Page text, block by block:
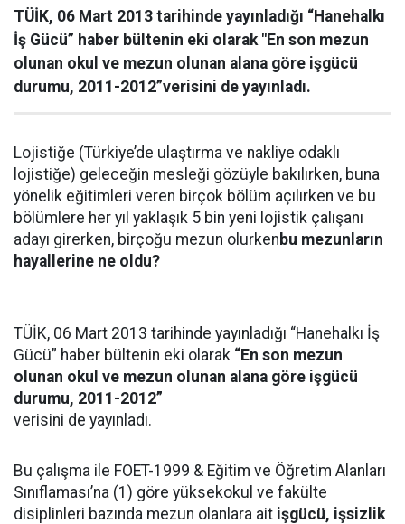
TÜİK, 06 Mart 2013 tarihinde yayınladığı “Hanehalkı
İş Gücü” haber bültenin eki olarak "En son mezun
olunan okul ve mezun olunan alana göre işgücü
durumu, 2011-2012”verisini de yayınladı.
Lojistiğe (Türkiye’de ulaştırma ve nakliye odaklı
lojistiğe) geleceğin mesleği gözüyle bakılırken, buna
yönelik eğitimleri veren birçok bölüm açılırken ve bu
bölümlere her yıl yaklaşık 5 bin yeni lojistik çalışanı
adayı girerken, birçoğu mezun olurken bu mezunların
hayallerine ne oldu?
TÜİK, 06 Mart 2013 tarihinde yayınladığı “Hanehalkı İş
Gücü” haber bültenin eki olarak “En son mezun
olunan okul ve mezun olunan alana göre işgücü
durumu, 2011-2012”
verisini de yayınladı.
Bu çalışma ile FOET-1999 & Eğitim ve Öğretim Alanları
Sınıflaması’na (1) göre yüksekokul ve fakülte
disiplinleri bazında mezun olanlara ait işgücü, işsizlik